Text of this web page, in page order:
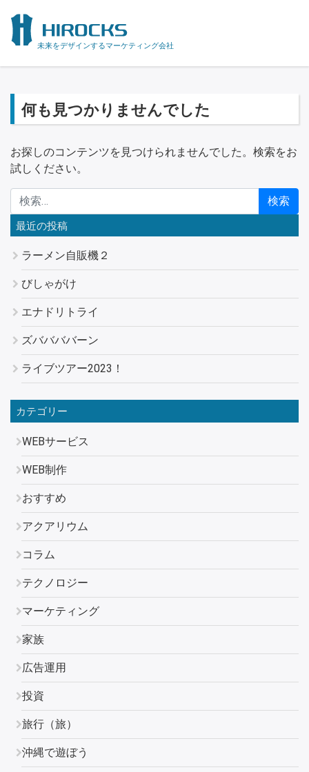
未来をデザインするマーケティング会社
何も見つかりませんでした
お探しのコンテンツを見つけられませんでした。検索をお
試しください。
検索:
最近の投稿
ラーメン自販機２
びしゃがけ
エナドリトライ
ズババババーン
ライブツアー2023！
カテゴリー
WEBサービス
WEB制作
おすすめ
アクアリウム
コラム
テクノロジー
マーケティング
家族
広告運用
投資
旅行（旅）
沖縄で遊ぼう